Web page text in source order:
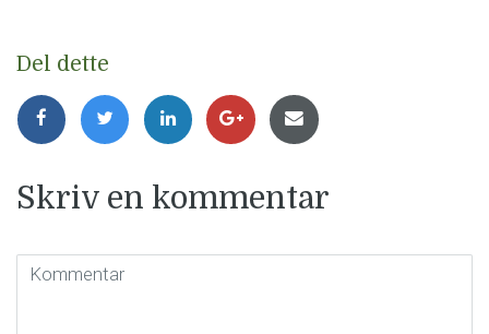
Del dette
Skriv en kommentar
Kommentar